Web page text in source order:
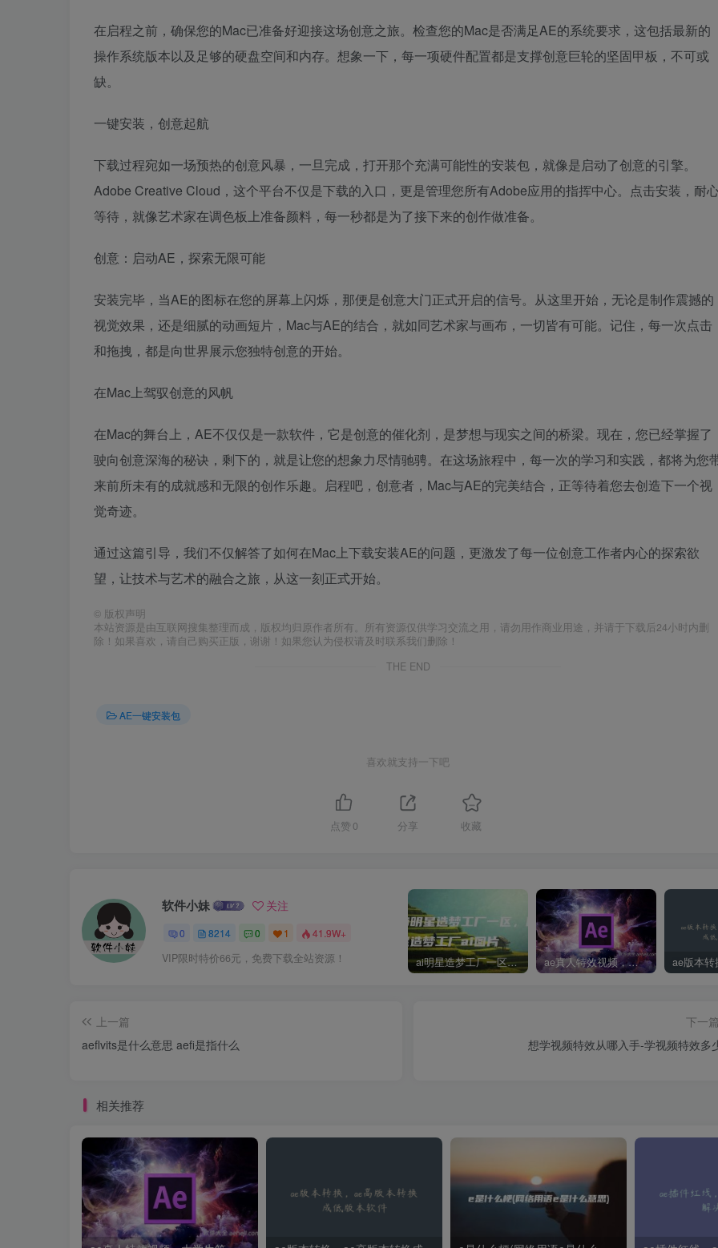
在启程之前，确保您的Mac已准备好迎接这场创意之旅。检查您的Mac是否满足AE的系统要求，这包括最新的
操作系统版本以及足够的硬盘空间和内存。想象一下，每一项硬件配置都是支撑创意巨轮的坚固甲板，不可或
缺。
一键安装，创意起航
下载过程宛如一场预热的创意风暴，一旦完成，打开那个充满可能性的安装包，就像是启动了创意的引擎。
Adobe Creative Cloud，这个平台不仅是下载的入口，更是管理您所有Adobe应用的指挥中心。点击安装，耐
等待，就像艺术家在调色板上准备颜料，每一秒都是为了接下来的创作做准备。
创意：启动AE，探索无限可能
安装完毕，当AE的图标在您的屏幕上闪烁，那便是创意大门正式开启的信号。从这里开始，无论是制作震撼的
视觉效果，还是细腻的动画短片，Mac与AE的结合，就如同艺术家与画布，一切皆有可能。记住，每一次点击
和拖拽，都是向世界展示您独特创意的开始。
在Mac上驾驭创意的风帆
在Mac的舞台上，AE不仅仅是一款软件，它是创意的催化剂，是梦想与现实之间的桥梁。现在，您已经掌握了
驶向创意深海的秘诀，剩下的，就是让您的想象力尽情驰骋。在这场旅程中，每一次的学习和实践，都将为您
来前所未有的成就感和无限的创作乐趣。启程吧，创意者，Mac与AE的完美结合，正等待着您去创造下一个视
觉奇迹。
通过这篇引导，我们不仅解答了如何在Mac上下载安装AE的问题，更激发了每一位创意工作者内心的探索欲
望，让技术与艺术的融合之旅，从这一刻正式开始。
© 版权声明
本站资源是由互联网搜集整理而成，版权均归原作者所有。所有资源仅供学习交流之用，请勿用作商业用途，并请于下载后24小时内删
除！如果喜欢，请自己购买正版，谢谢！如果您认为侵权请及时联系我们删除！
THE END
AE一键安装包
喜欢就支持一下吧
点赞 0 分享 收藏
软件小妹 关注
0 8214 0 1 41.9W+
VIP限时特价66元，免费下载全站资源！ ai明星造梦工厂一区，明星造梦工厂ai图片 ae真人特效视频，大学生第一次做ppt怎么做
上一篇
aeflvits是什么意思 aefi是指什么
下一
想学视频特效从哪入手-学视频特效多
相关推荐